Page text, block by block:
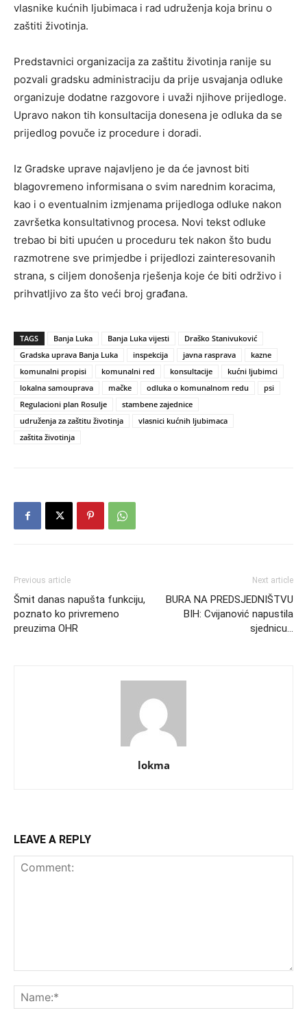
vlasnike kućnih ljubimaca i rad udruženja koja brinu o
zaštiti životinja.
Predstavnici organizacija za zaštitu životinja ranije su
pozvali gradsku administraciju da prije usvajanja odluke
organizuje dodatne razgovore i uvaži njihove prijedloge.
Upravo nakon tih konsultacija donesena je odluka da se
prijedlog povuče iz procedure i doradi.
Iz Gradske uprave najavljeno je da će javnost biti
blagovremeno informisana o svim narednim koracima,
kao i o eventualnim izmjenama prijedloga odluke nakon
završetka konsultativnog procesa. Novi tekst odluke
trebao bi biti upućen u proceduru tek nakon što budu
razmotrene sve primjedbe i prijedlozi zainteresovanih
strana, s ciljem donošenja rješenja koje će biti održivo i
prihvatljivo za što veći broj građana.
TAGS Banja Luka Banja Luka vijesti
Draško Stanivuković
Gradska uprava Banja Luka
inspekcija javna rasprava
kazne
komunalni propisi
komunalni red konsultacije
kućni ljubimci
lokalna samouprava
mačke odluka o komunalnom redu
psi
Regulacioni plan Rosulje
stambene zajednice
udruženja za zaštitu životinja
vlasnici kućnih ljubimaca
zaštita životinja
Previous article
Šmit danas napušta funkciju,
poznato ko privremeno
preuzima OHR
Next article
BURA NA PREDSJEDNIŠTVU
BIH: Cvijanović napustila
sjednicu…
lokma
LEAVE A REPLY